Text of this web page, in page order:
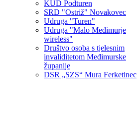
KUD Podturen
SRD "Ostriž" Novakovec
Udruga "Turen"
Udruga "Malo Međimurje
wireless"
Društvo osoba s tjelesnim
invaliditetom Međimurske
županije
DSR „SZS“ Mura Ferketinec